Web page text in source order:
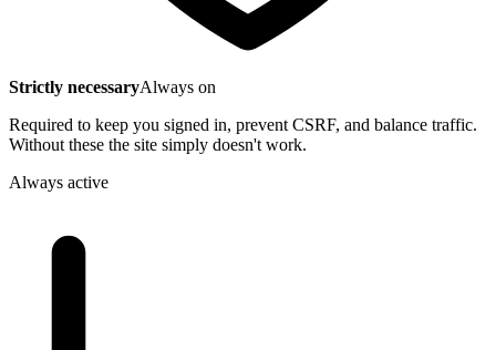
Strictly necessaryAlways on
Required to keep you signed in, prevent CSRF, and balance traffic.
Without these the site simply doesn't work.
Always active